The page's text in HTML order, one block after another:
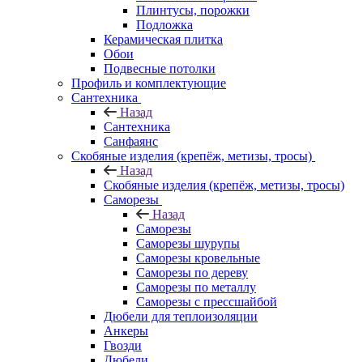
Плинтусы, порожки
Подложка
Керамическая плитка
Обои
Подвесные потолки
Профиль и комплектующие
Сантехника
Назад
Сантехника
Санфаянс
Скобяные изделия (крепёж, метизы, тросы)
Назад
Скобяные изделия (крепёж, метизы, тросы)
Саморезы
Назад
Саморезы
Саморезы шурупы
Саморезы кровельные
Саморезы по дереву
Саморезы по металлу
Саморезы с прессшайбой
Дюбели для теплоизоляции
Анкеры
Гвозди